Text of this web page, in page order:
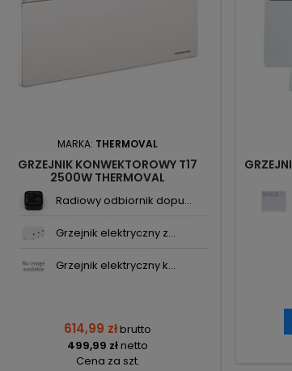
MARKA: THERMOVAL
GRZEJNIK KONWEKTOROWY T17
2500W THERMOVAL
Radiowy odbiornik dopu...
Grzejnik elektryczny z...
Grzejnik elektryczny k...
614,99 złbrutto
499,99 złnetto
Cena za szt.